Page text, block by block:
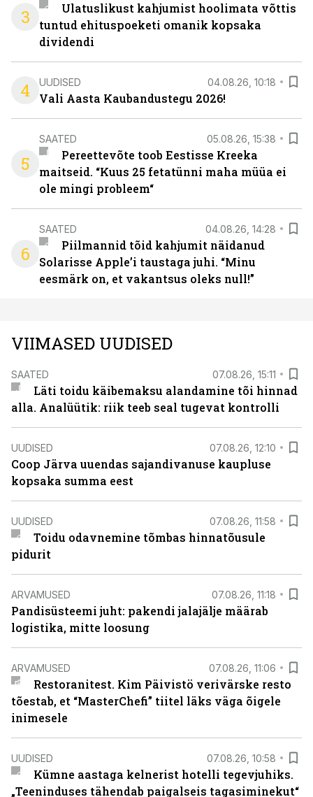
3
Ulatuslikust kahjumist hoolimata võttis
tuntud ehituspoeketi omanik kopsaka
dividendi
4 UUDISED 04.08.26, 10:18
Vali Aasta Kaubandustegu 2026!
5
SAATED 05.08.26, 15:38
Pereettevõte toob Eestisse Kreeka
maitseid. “Kuus 25 fetatünni maha müüa ei
ole mingi probleem“
6
SAATED 04.08.26, 14:28
Piilmannid tõid kahjumit näidanud
Solarisse Apple’i taustaga juhi. “Minu
eesmärk on, et vakantsus oleks null!”
VIIMASED UUDISED
SAATED 07.08.26, 15:11
Läti toidu käibemaksu alandamine tõi hinnad
alla. Analüütik: riik teeb seal tugevat kontrolli
UUDISED 07.08.26, 12:10
Coop Järva uuendas sajandivanuse kaupluse
kopsaka summa eest
UUDISED 07.08.26, 11:58
Toidu odavnemine tõmbas hinnatõusule
pidurit
ARVAMUSED 07.08.26, 11:18
Pandisüsteemi juht: pakendi jalajälje määrab
logistika, mitte loosung
ARVAMUSED 07.08.26, 11:06
Restoranitest. Kim Päivistö verivärske resto
tõestab, et “MasterChefi” tiitel läks väga õigele
inimesele
UUDISED 07.08.26, 10:58
Kümne aastaga kelnerist hotelli tegevjuhiks.
„Teeninduses tähendab paigalseis tagasiminekut“